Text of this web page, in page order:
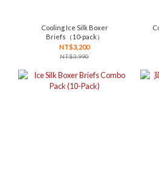
Cooling Ice Silk Boxer
Briefs（10-pack）
NT$3,200
NT$3,990